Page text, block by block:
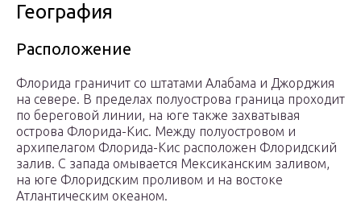
География
Расположение
Флорида граничит со штатами Алабама и Джорджия
на севере. В пределах полуострова граница проходит
по береговой линии, на юге также захватывая
острова Флорида-Кис. Между полуостровом и
архипелагом Флорида-Кис расположен Флоридский
залив. С запада омывается Мексиканским заливом,
на юге Флоридским проливом и на востоке
Атлантическим океаном.